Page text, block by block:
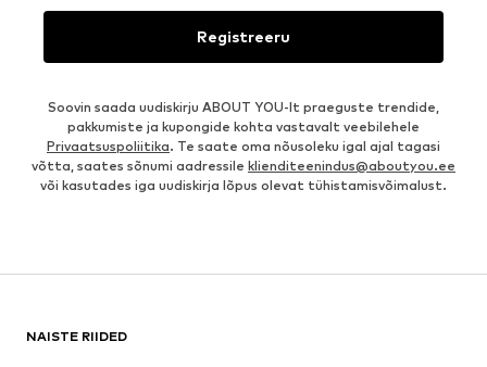
Registreeru
Soovin saada uudiskirju ABOUT YOU-lt praeguste trendide,
pakkumiste ja kupongide kohta vastavalt veebilehele
Privaatsuspoliitika. Te saate oma nõusoleku igal ajal tagasi
võtta, saates sõnumi aadressile klienditeenindus@aboutyou.ee
või kasutades iga uudiskirja lõpus olevat tühistamisvõimalust.
NAISTE RIIDED